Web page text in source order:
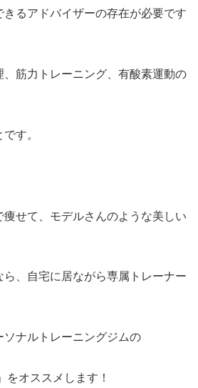
るアドバイザーの存在が必要です
筋力トレーニング、有酸素運動の
す。
せて、モデルさんのような美しい
、自宅に居ながら専属トレーナー
ソナルトレーニングジムの
」をオススメします！